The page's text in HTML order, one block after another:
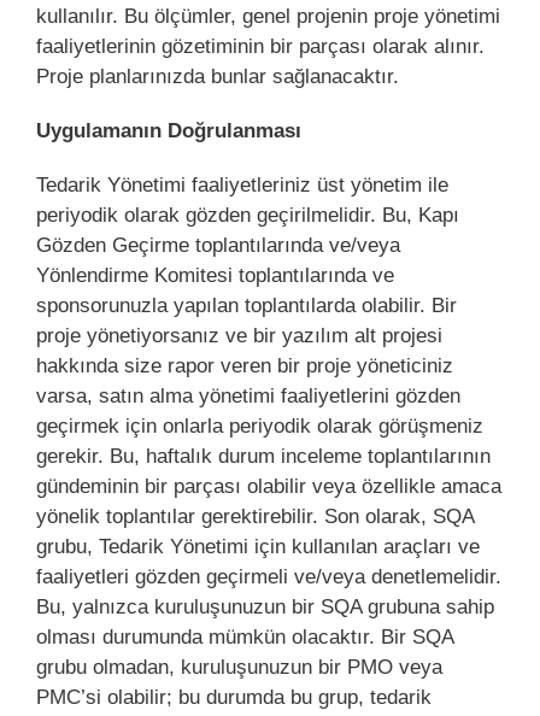
kullanılır. Bu ölçümler, genel projenin proje yönetimi
faaliyetlerinin gözetiminin bir parçası olarak alınır.
Proje planlarınızda bunlar sağlanacaktır.
Uygulamanın Doğrulanması
Tedarik Yönetimi faaliyetleriniz üst yönetim ile
periyodik olarak gözden geçirilmelidir. Bu, Kapı
Gözden Geçirme toplantılarında ve/veya
Yönlendirme Komitesi toplantılarında ve
sponsorunuzla yapılan toplantılarda olabilir. Bir
proje yönetiyorsanız ve bir yazılım alt projesi
hakkında size rapor veren bir proje yöneticiniz
varsa, satın alma yönetimi faaliyetlerini gözden
geçirmek için onlarla periyodik olarak görüşmeniz
gerekir. Bu, haftalık durum inceleme toplantılarının
gündeminin bir parçası olabilir veya özellikle amaca
yönelik toplantılar gerektirebilir. Son olarak, SQA
grubu, Tedarik Yönetimi için kullanılan araçları ve
faaliyetleri gözden geçirmeli ve/veya denetlemelidir.
Bu, yalnızca kuruluşunuzun bir SQA grubuna sahip
olması durumunda mümkün olacaktır. Bir SQA
grubu olmadan, kuruluşunuzun bir PMO veya
PMC’si olabilir; bu durumda bu grup, tedarik